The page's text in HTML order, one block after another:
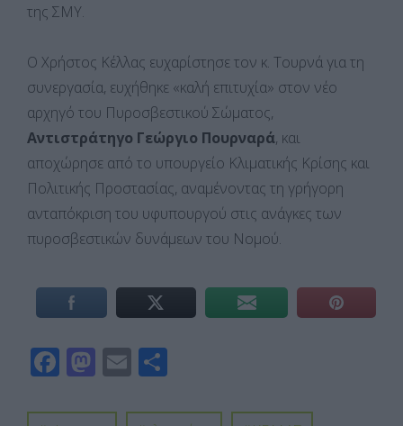
της ΣΜΥ.
Ο Χρήστος Κέλλας ευχαρίστησε τον κ. Τουρνά για τη
συνεργασία, ευχήθηκε «καλή επιτυχία» στον νέο
αρχηγό του Πυροσβεστικού Σώματος,
Αντιστράτηγο Γεώργιο Πουρναρά, και
αποχώρησε από το υπουργείο Κλιματικής Κρίσης και
Πολιτικής Προστασίας, αναμένοντας τη γρήγορη
ανταπόκριση του υφυπουργού στις ανάγκες των
πυροσβεστικών δυνάμεων του Νομού.
F M E